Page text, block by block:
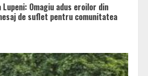
Omagiu adus eroilor din
de suflet pentru comunitatea